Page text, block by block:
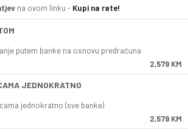
na ovom linku - Kupi na rate!
putem banke na osnovu predračuna
2,579 KM
JEDNOKRATNO
jednokratno (sve banke)
2,579 KM